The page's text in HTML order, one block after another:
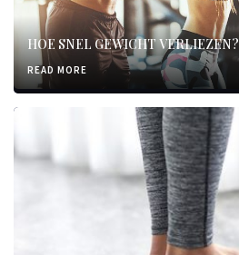
HOE SNEL GEWICHT VERLIEZEN?
READ MORE